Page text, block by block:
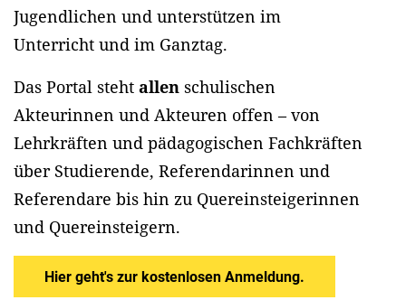
Jugendlichen und unterstützen im
Unterricht und im Ganztag.
Das Portal steht allen schulischen
Akteurinnen und Akteuren offen – von
Lehrkräften und pädagogischen Fachkräften
über Studierende, Referendarinnen und
Referendare bis hin zu Quereinsteigerinnen
und Quereinsteigern.
Hier geht's zur kostenlosen Anmeldung.